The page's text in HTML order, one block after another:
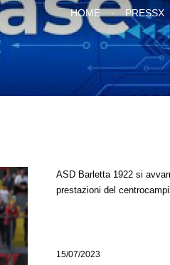
HOME · PRESSX
ASD Barletta 1922 si
prestazioni del
15/07/2023